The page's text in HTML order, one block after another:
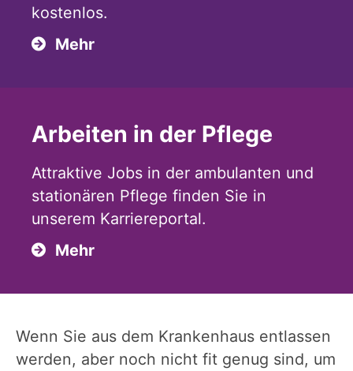
kostenlos.
Mehr
Arbeiten in der Pflege
Attraktive Jobs in der ambulanten und
stationären Pflege finden Sie in
unserem Karriereportal.
Mehr
Wenn Sie aus dem Krankenhaus entlassen
werden, aber noch nicht fit genug sind, um